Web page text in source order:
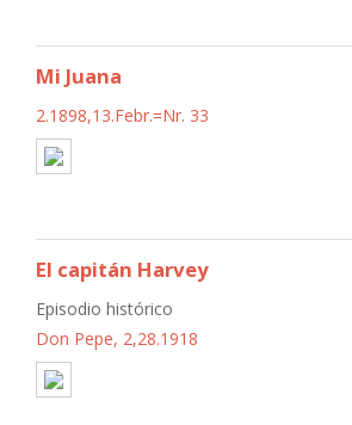
Mi Juana
2.1898,13.Febr.=Nr. 33
El capitán Harvey
Episodio histórico
Don Pepe, 2,28.1918